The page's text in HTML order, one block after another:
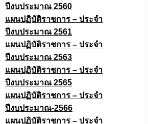
ปีงบประมาณ 2560
แผนปฏิบัติราชการ – ประจำ
ปีงบประมาณ 2561
แผนปฏิบัติราชการ – ประจำ
ปีงบประมาณ 2563
แผนปฏิบัติราชการ – ประจำ
ปีงบประมาณ 2565
แผนปฏิบัติราชการ – ประจำ
ปีงบประมาณ-2566
แผนปฏิบัติราชการ – ประจำ